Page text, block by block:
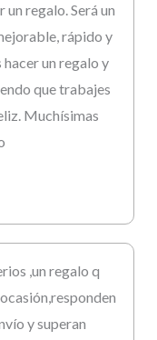
regalo. Será un
rápido y
hacer un regalo y
que trabajes
Muchísimas
,un regalo q
y superan